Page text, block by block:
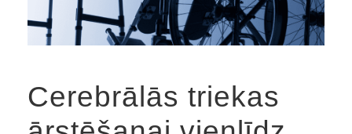
Cerebrālās triekas